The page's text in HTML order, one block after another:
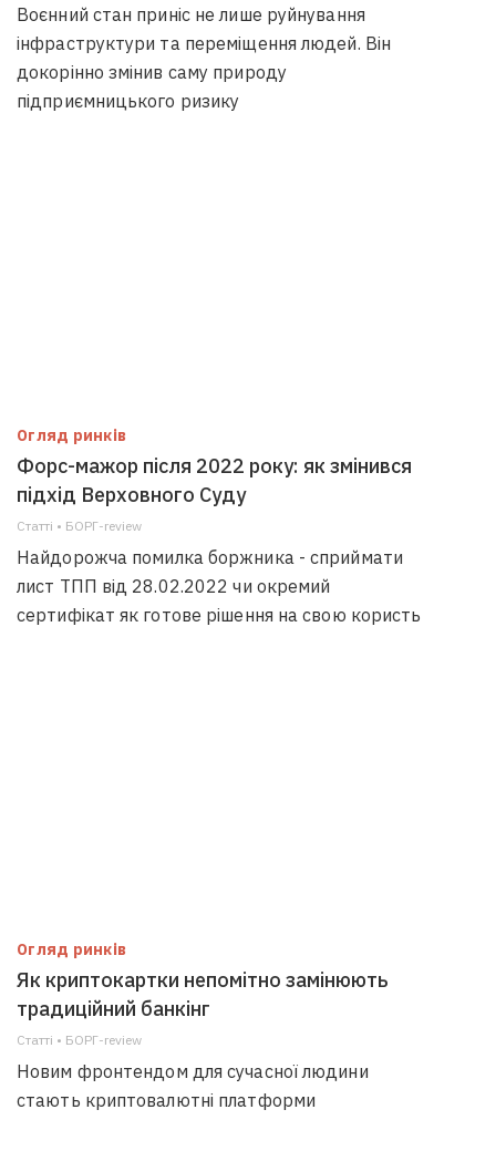
Воєнний стан приніс не лише руйнування
інфраструктури та переміщення людей. Він
докорінно змінив саму природу
підприємницького ризику
Огляд ринків
Форс-мажор після 2022 року: як змінився
підхід Верховного Суду
Статті • БОРГ-review
Найдорожча помилка боржника - сприймати
лист ТПП від 28.02.2022 чи окремий
сертифікат як готове рішення на свою користь
Огляд ринків
Як криптокартки непомітно замінюють
традиційний банкінг
Статті • БОРГ-review
Новим фронтендом для сучасної людини
стають криптовалютні платформи